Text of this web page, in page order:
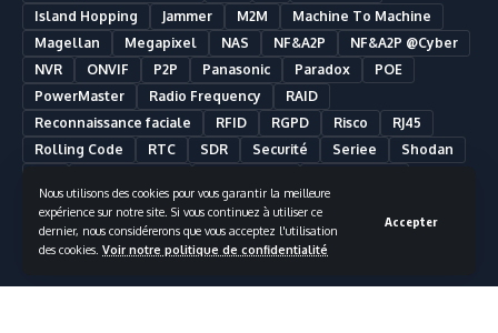
Nous utilisons des cookies pour vous garantir la meilleure
expérience sur notre site. Si vous continuez à utiliser ce
dernier, nous considérerons que vous acceptez l'utilisation
des cookies. Voir notre politique de confidentialité
Accepter
Island Hopping
Jammer M2M
Machine To Machine
Magellan
Megapixel NAS NF&A2P
NF&A2P @Cyber
NVR
ONVIF P2P Panasonic Paradox
POE
PowerMaster
Radio Frequency
RAID
Reconnaissance faciale
RFID RGPD Risco
RJ45
Rolling Code
RTC SDR Securité Seriee
Shodan
Somfy
Synology Télésurveillance
UTC Fire & Security
Vidéosurveillance
Vidéosurveillance Analytique
Visonic